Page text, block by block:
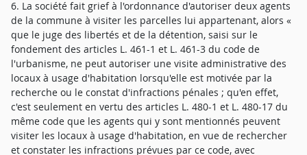
6. La société fait grief à l'ordonnance d'autoriser deux agents
de la commune à visiter les parcelles lui appartenant, alors «
que le juge des libertés et de la détention, saisi sur le
fondement des articles L. 461-1 et L. 461-3 du code de
l'urbanisme, ne peut autoriser une visite administrative des
locaux à usage d'habitation lorsqu'elle est motivée par la
recherche ou le constat d'infractions pénales ; qu'en effet,
c'est seulement en vertu des articles L. 480-1 et L. 480-17 du
même code que les agents qui y sont mentionnés peuvent
visiter les locaux à usage d'habitation, en vue de rechercher
et constater les infractions prévues par ce code, avec